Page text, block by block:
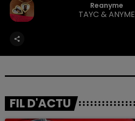
Reanyme
TAYC & ANYME
FIL D'ACTU